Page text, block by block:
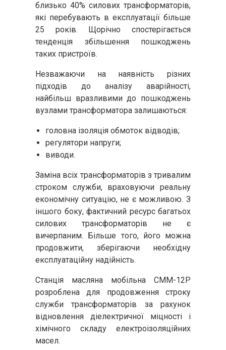
близько 40% силових трансформаторів,
які перебувають в експлуатації більше
25 років. Щорічно спостерігається
тенденція збільшення пошкоджень
таких пристроїв.
Незважаючи на наявність різних
підходів до аналізу аварійності,
найбільш вразливими до пошкоджень
вузлами трансформатора залишаються:
головна ізоляція обмоток відводів;
регулятори напруги;
виводи.
Заміна всіх трансформаторів з тривалим
строком служби, враховуючи реальну
економічну ситуацію, не є можливою. З
іншого боку, фактичний ресурс багатьох
силових трансформаторів не є
вичерпаним. Більше того, його можна
продовжити, зберігаючи необхідну
експлуатаційну надійність.
Станція масляна мобільна СММ-12Р
розроблена для продовження строку
служби трансформаторів за рахунок
відновлення діелектричної міцності і
хімічного складу електроізоляційних
масел.